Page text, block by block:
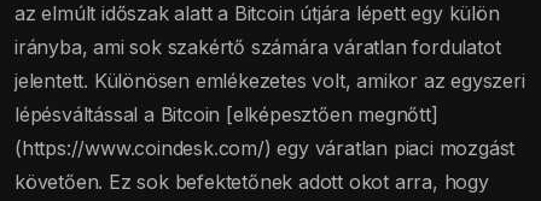
az elmúlt időszak alatt a Bitcoin útjára lépett egy külön
irányba, ami sok szakértő számára váratlan fordulatot
jelentett. Különösen emlékezetes volt, amikor az egyszeri
lépésváltással a Bitcoin [elképesztően megnőtt]
(https://www.coindesk.com/) egy váratlan piaci mozgást
követően. Ez sok befektetőnek adott okot arra, hogy